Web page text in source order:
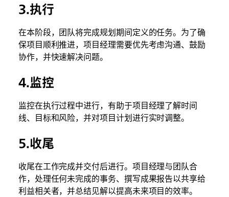
3.执行
在本阶段，团队将完成规划期间定义的任务。为了确
保项目顺利推进，项目经理需要优先考虑沟通、鼓励
协作，并快速解决问题。
4.监控
监控在执行过程中进行，有助于项目经理了解时间
线、目标和风险，并对项目计划进行实时调整。
5.收尾
收尾在工作完成并交付后进行。项目经理与团队合
作，处理任何未完成的事务、撰写成果报告以共享给
利益相关者，并总结见解以提高未来项目的效率。